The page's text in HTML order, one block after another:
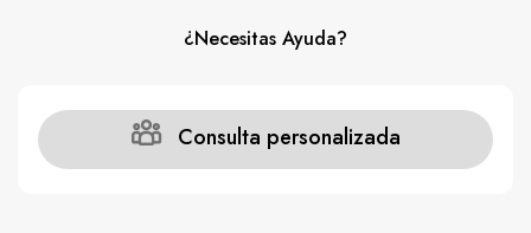
Hoteles Barcos
¿Necesitas Ayuda?
Consulta personalizada